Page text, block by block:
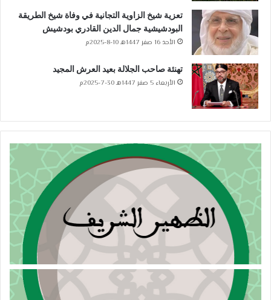
تعزية شيخ الزاوية التجانية في وفاة شيخ الطريقة
البودشيشية جمال الدين القادري بودشيش
الأحد 16 صفر 1447هـ 10-8-2025م
تهنئة صاحب الجلالة بعيد العرش المجيد
الأربعاء 5 صفر 1447هـ 30-7-2025م